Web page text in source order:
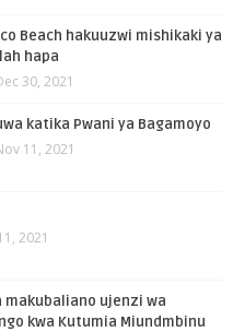
Beach hakuuzwi mishikaki ya
hapa
30, 2021
katika Pwani ya Bagamoyo
11, 2021
2021
makubaliano ujenzi wa
kwa Kutumia Miundmbinu